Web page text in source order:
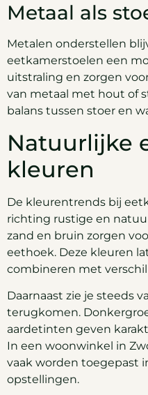
Metaal als
Metalen onderstellen
eetkamerstoelen een
uitstraling en zorgen
van metaal met hout of
balans tussen stoer en
Natuurlijke
kleuren
De kleurentrends bij
richting rustige en
zand en bruin zorgen
eethoek. Deze kleuren
combineren met
Daarnaast zie je steeds
terugkomen.
aardetinten geven
In een woonwinkel in
vaak worden toegepast
opstellingen.